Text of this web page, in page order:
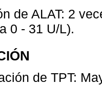
de ALAT: 2
0 - 31 U/L).
de TPT: